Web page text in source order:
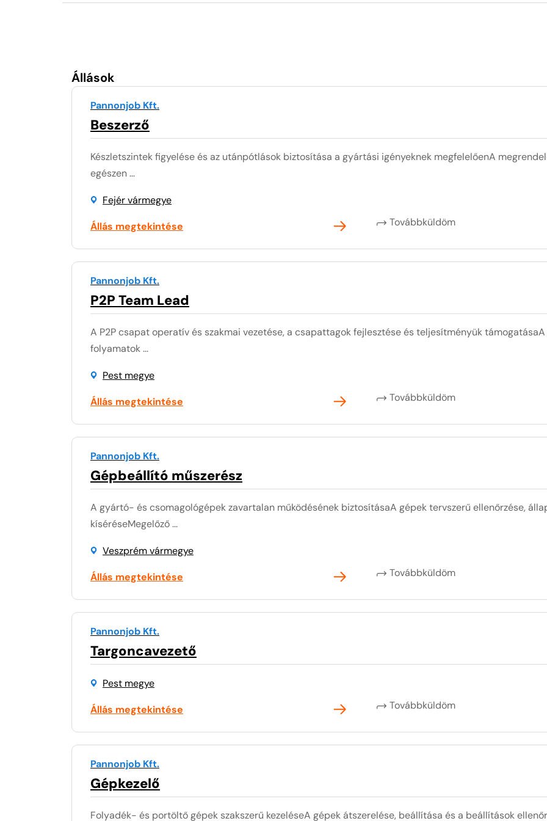
Állások
Pannonjob Kft.
Beszerző
Készletszintek figyelése és az utánpótlások biztosítása a gyártási igényeknek megfelelőenA
egészen ...
Fejér vármegye
Állás megtekintése Továbbküldöm
Pannonjob Kft.
P2P Team Lead
A P2P csapat operatív és szakmai vezetése, a csapattagok fejlesztése és teljesítményük
folyamatok ...
Pest megye
Állás megtekintése Továbbküldöm
Pannonjob Kft.
Gépbeállító műszerész
A gyártó- és csomagológépek zavartalan működésének biztosításaA gépek tervszerű ellenőrzése,
kíséréseMegelőző ...
Veszprém vármegye
Állás megtekintése Továbbküldöm
Pannonjob Kft.
Targoncavezető
Pest megye
Állás megtekintése Továbbküldöm
Pannonjob Kft.
Gépkezelő
Folyadék- és portöltő gépek szakszerű kezeléseA gépek átszerelése, beállítása és a beállítások